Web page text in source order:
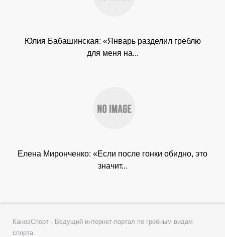
Юлия Бабашинская: «Январь разделил греблю
для меня на...
Елена Миронченко: «Если после гонки обидно, это
значит...
КаноэСпорт - Ведущий интернет-портал по гребным видам
спорта.